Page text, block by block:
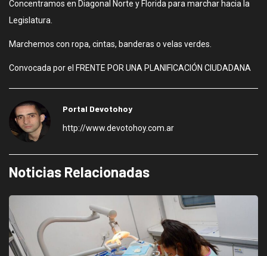
Concentramos en Diagonal Norte y Florida para marchar hacia la
Legislatura.
Marchemos con ropa, cintas, banderas o velas verdes.
Convocada por el FRENTE POR UNA PLANIFICACIÓN CIUDADANA
Portal Devotohoy
http://www.devotohoy.com.ar
Noticias Relacionadas